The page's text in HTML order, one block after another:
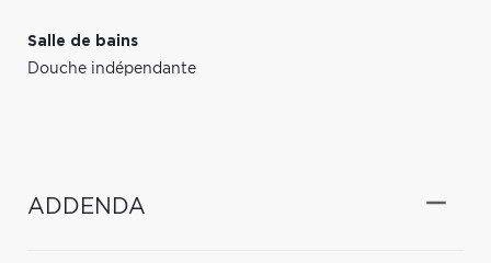
Salle de bains
Douche indépendante
ADDENDA